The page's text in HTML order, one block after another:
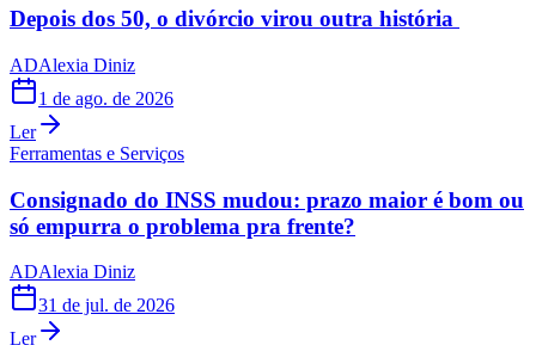
Depois dos 50, o divórcio virou outra história
ADAlexia Diniz
1 de ago. de 2026
Ler
Ferramentas e Serviços
Consignado do INSS mudou: prazo maior é bom ou
só empurra o problema pra frente?
ADAlexia Diniz
31 de jul. de 2026
Ler